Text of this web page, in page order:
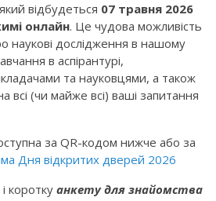
відбудеться 07 травня 2026
онлайн. Це чудова можливість
наукові дослідження в нашому
в аспірантурі,
та науковцями, а також
всі (чи майже всі) ваші запитання
за QR-кодом нижче або за
Дня відкритих дверей 2026
і коротку анкету для знайомства